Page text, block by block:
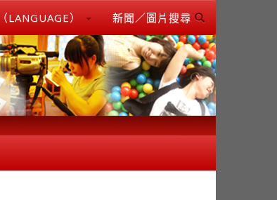
LANGUAGE） 新聞／圖片搜尋